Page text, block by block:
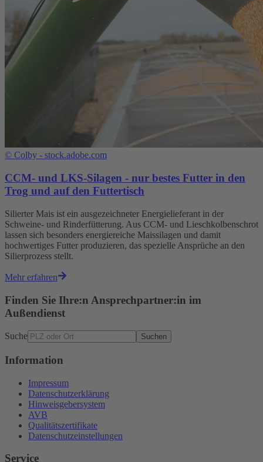
© Colby - stock.adobe.com
CCM- und LKS-Silagen - nur bestes Futter in den
Trog und auf den Futtertisch
Silierter Mais ist ein ausgezeichneter Energielieferant in der
Schweine- und Rinderfütterung. Aus CCM- und Lieschkolbenschrot
lassen sich besonders energiereiche Maissilagen und damit
hochwertiges Futter produzieren, das spezielle Ansprüche an den
Silierprozess stellt.
Mehr erfahren
Finden Sie Ihre:n Ansprechpartner:in im
Außendienst
Suche Suchen
Information
Impressum
Datenschutzerklärung
Hinweisgebersystem
AVB
Qualitätszertifikate
Datenschutzeinstellungen
Service